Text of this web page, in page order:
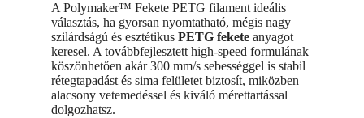
A Polymaker™ Fekete PETG filament ideális
választás, ha gyorsan nyomtatható, mégis nagy
szilárdságú és esztétikus PETG fekete anyagot
keresel. A továbbfejlesztett high-speed formulának
köszönhetően akár 300 mm/s sebességgel is stabil
rétegtapadást és sima felületet biztosít, miközben
alacsony vetemedéssel és kiváló mérettartással
dolgozhatsz.